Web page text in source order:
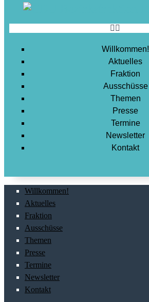
Wohnen
Willkommen!
Aktuelles
Fraktion
Ausschüsse
Themen
Presse
Termine
Newsletter
Kontakt
Willkommen!
Aktuelles
Fraktion
Ausschüsse
Themen
Presse
Termine
Newsletter
Kontakt